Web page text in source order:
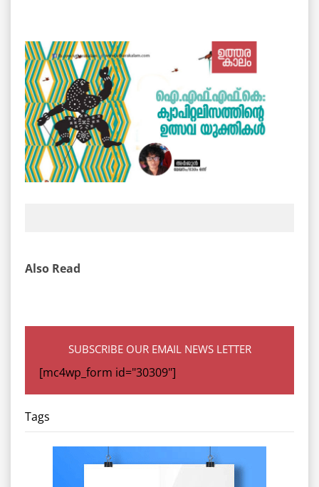
Also Read
SUBSCRIBE OUR EMAIL NEWS LETTER
[mc4wp_form id="30309"]
Tags